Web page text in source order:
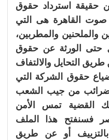
حقيقة استرداد حقوق
صوت القاهرة هى التي
والملحنين والمطربين،
حتى الورثة عن حقوق
التحايل والالتفاف
حقوق الشركة التي
من جيب الشعب
القضية تمس الأمن
فسنفتح هذا الملف
بالتزييف أو عن طريق